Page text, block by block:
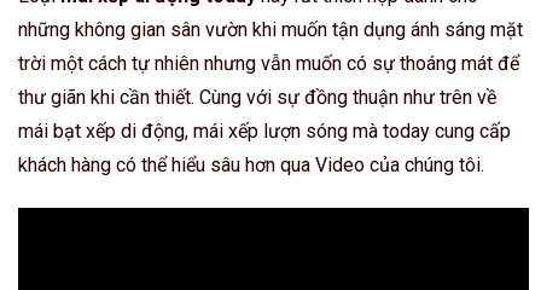
những không gian sân vườn khi muốn tận dụng ánh sáng mặt
trời một cách tự nhiên nhưng vẫn muốn có sự thoáng mát để
thư giãn khi cần thiết. Cùng với sự đồng thuận như trên về
mái bạt xếp di động, mái xếp lượn sóng mà today cung cấp
khách hàng có thể hiểu sâu hơn qua Video của chúng tôi.